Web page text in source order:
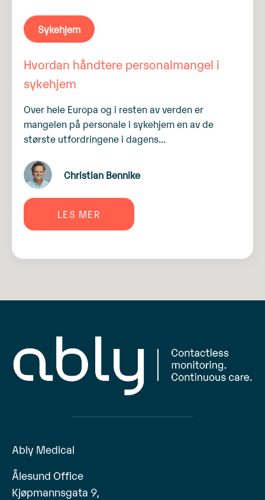
Sykehjem
Hvordan håndtere personalmangel i
sykehjem
Over hele Europa og i resten av verden er
mangelen på personale i sykehjem en av de
største utfordringene i dagens...
Christian Bennike
LES MER
Ably Medical
Ålesund Office
Kjøpmannsgata 9,